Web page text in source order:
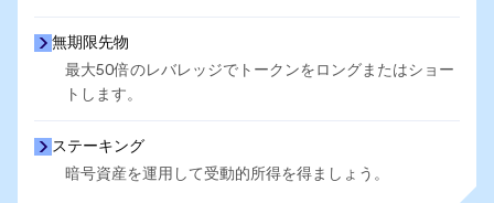
無期限先物
最大50倍のレバレッジでトークンをロングまたはショー
トします。
ステーキング
暗号資産を運用して受動的所得を得ましょう。